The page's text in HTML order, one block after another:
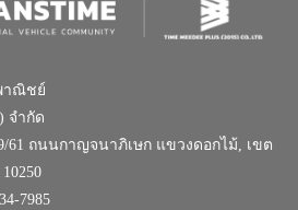
าณิชย์
จำกัด
61 ถนนกาญจนาภิเษก แขวงดอกไม้, เขต
7985